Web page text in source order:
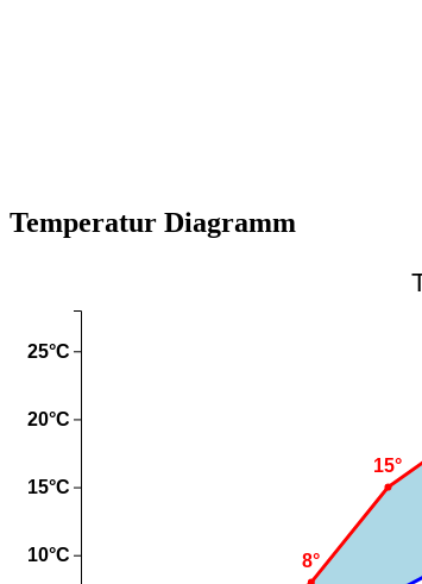
Temperatur Diagramm